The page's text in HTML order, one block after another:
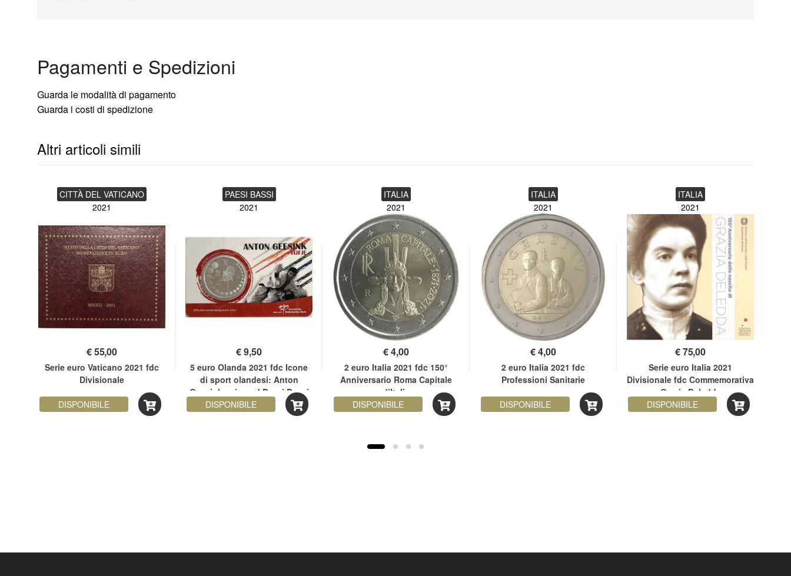
Moneta FDC AG in folder
Pagamenti e Spedizioni
Guarda le modalità di pagamento
Guarda i costi di spedizione
Altri articoli simili
CITTÀ DEL VATICANO
2021
€55,00
Serie euro Vaticano 2021 fdc
Divisionale
DISPONIBILE
PAESI BASSI
2021
€9,50
5 euro Olanda 2021 fdc Icone
di sport olandesi: Anton
Geesink coincard Paesi Bassi
DISPONIBILE
ITALIA
2021
€4,00
2 euro Italia 2021 fdc 150°
Anniversario Roma Capitale
d’Italia
DISPONIBILE
ITALIA
2021
€4,00
2 euro Italia 2021 fdc
Professioni Sanitarie
DISPONIBILE
ITALIA
2021
€75,00
Serie euro Italia 2021
Divisionale fdc Commemorativa
Grazia Deledda
DISPONIBILE